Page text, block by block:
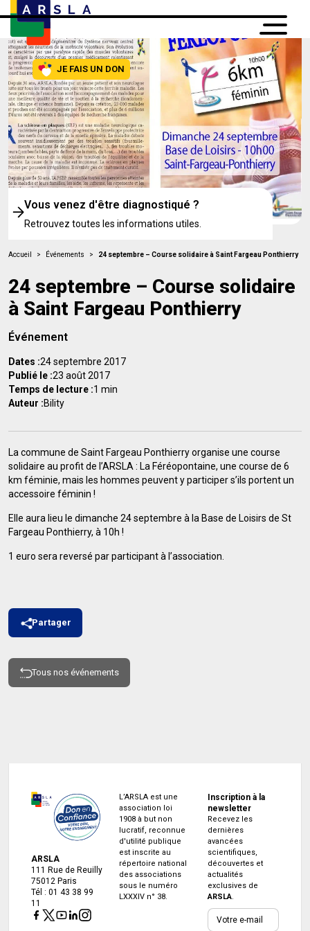
JE FAIS UN DON
Vous venez d'être diagnostiqué ?
Retrouvez toutes les informations utiles.
Accueil > Événements > 24 septembre – Course solidaire à Saint Fargeau Ponthierry
24 septembre – Course solidaire
à Saint Fargeau Ponthierry
Événement
Dates :24 septembre 2017
Publié le :23 août 2017
Temps de lecture :1 min
Auteur :Bility
La commune de Saint Fargeau Ponthierry organise une course
solidaire au profit de l’ARSLA : La Féréopontaine, une course de 6
km féminie, mais les hommes peuvent y participer s’ils portent un
accessoire féminin !
Elle aura lieu le dimanche 24 septembre à la Base de Loisirs de St
Fargeau Ponthierry, à 10h !
1 euro sera reversé par participant à l’association.
Partager
Tous nos événements
ARSLA
111 Rue de Reuilly
75012 Paris
Tél : 01 43 38 99
11
L’ARSLA est une
association loi
1908 à but non
lucratif, reconnue
d'utilité publique
est inscrite au
répertoire national
des associations
sous le numéro
LXXXIV n° 38.
Inscription à la
newsletter
Recevez les
dernières
avancées
scientifiques,
découvertes et
actualités
exclusives de
ARSLA.